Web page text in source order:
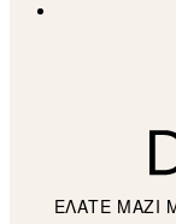
ΕΛΑΤΕ ΜΑΖΙ